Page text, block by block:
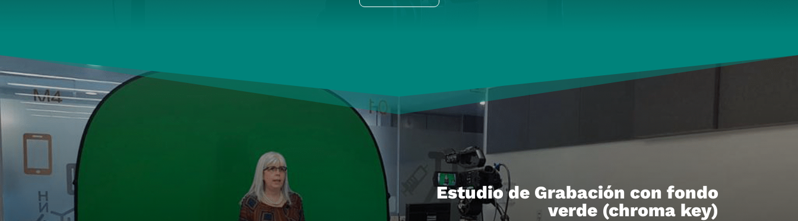
Estudio de Grabación con fondo
verde (chroma key)